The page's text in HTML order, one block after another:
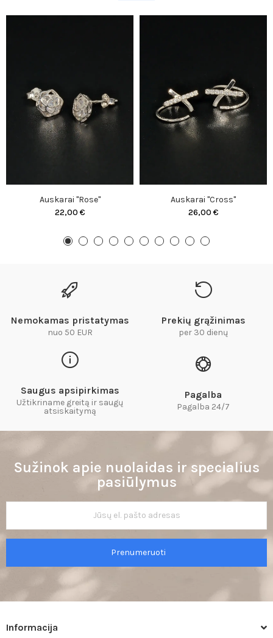
Auskarai "Rose"
22,00 €
Auskarai "Cross"
26,00 €
Nemokamas pristatymas
nuo 50 EUR
Prekių grąžinimas
per 30 dienų
Saugus apsipirkimas
Užtikriname greitą ir saugų
atsiskaitymą​
Pagalba
Pagalba 24/7
Sužinok apie nuolaidas ir specialius
pasiūlymus
Prenumeruoti
Informacija